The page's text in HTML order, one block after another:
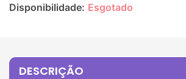
Disponibilidade: Esgotado
DESCRIÇÃO